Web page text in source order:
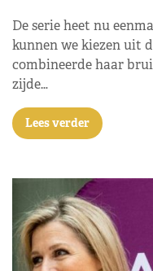
De serie heet nu
kunnen we kiezen uit
combineerde haar
zijde…
Lees verder